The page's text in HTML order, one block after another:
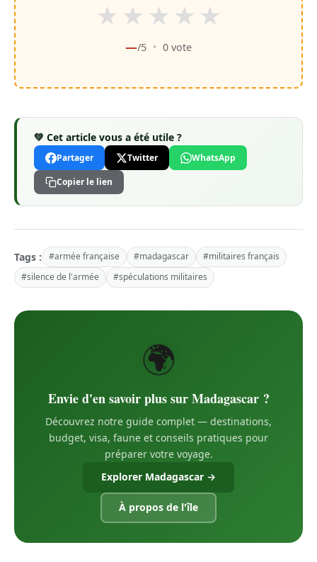
★ ★ ★ ★ ★
—/5 • 0vote
💚 Cet article vous a été utile ?
Partager Twitter WhatsApp
Copier le lien
Tags : #armée française #madagascar
#militaires français
#silence de l'armée
#spéculations militaires
🌍
Envie d'en savoir plus sur Madagascar ?
Découvrez notre guide complet — destinations,
budget, visa, faune et conseils pratiques pour
préparer votre voyage.
Explorer Madagascar →
À propos de l'île